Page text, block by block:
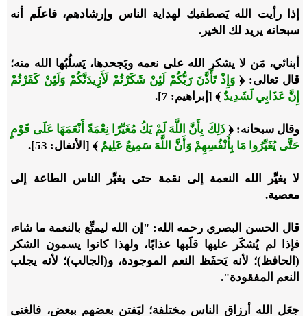
إذا رأيت الله يَصطفيك لهداية الناس وإرشادهم، فاعلَم أنه
سبحانه يريد لك الخير.
أبنائي، مَن لا يشكر الله على نعمه ويَجحدها، يَسلُبُها الله منه؛
قال تعالى: ﴿وَإِذْ تَأَذَّنَ رَبُّكُمْ لَئِنْ شَكَرْتُمْ لَأَزِيدَنَّكُمْ وَلَئِنْ كَفَرْتُمْ
إِنَّ عَذَابِي لَشَدِيدٌ ﴾ [إبراهيم: 7].
وقال سبحانه: ﴿ذَلِكَ بِأَنَّ اللَّهَ لَمْ يَكُ مُغَيِّرًا نِعْمَةً أَنْعَمَهَا عَلَى قَوْمٍ
حَتَّى يُغَيِّرُوا مَا بِأَنْفُسِهِمْ وَأَنَّ اللَّهَ سَمِيعٌ عَلِيمٌ ﴾ [الأنفال: 53].
لا يغيِّر الله النعمة إلى نقمة حتى يغيِّر الناس الطاعة إلى
معصية.
قال الحسن البصري رحمه الله: "إن الله ليمتِّع بالنعمة ما شاء،
فإذا لم يُشكَر عليها قلَبها عذابًا، ولهذا كانوا يسمون الشكر
(الحافظ)؛ لأنه يَحفَظ النعم الموجودة، و(الجالب)؛ لأنه يجلب
النعم المفقودة".
جعَل الله أرزاق الناس مختلفة؛ ليَفتن بعضهم ببعض، فالغنى